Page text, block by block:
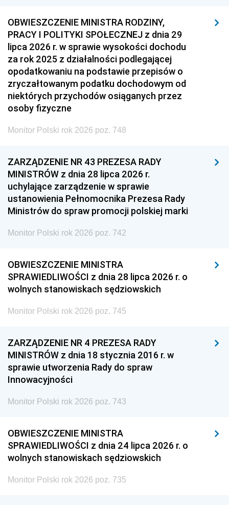
OBWIESZCZENIE MINISTRA RODZINY,
PRACY I POLITYKI SPOŁECZNEJ z dnia 29
lipca 2026 r. w sprawie wysokości dochodu
za rok 2025 z działalności podlegającej
opodatkowaniu na podstawie przepisów o
zryczałtowanym podatku dochodowym od
niektórych przychodów osiąganych przez
osoby fizyczne
Monitor Polski rok 2026 poz. 748
ZARZĄDZENIE NR 43 PREZESA RADY
MINISTRÓW z dnia 28 lipca 2026 r.
uchylające zarządzenie w sprawie
ustanowienia Pełnomocnika Prezesa Rady
Ministrów do spraw promocji polskiej marki
Monitor Polski rok 2026 poz. 742
OBWIESZCZENIE MINISTRA
SPRAWIEDLIWOŚCI z dnia 28 lipca 2026 r. o
wolnych stanowiskach sędziowskich
Monitor Polski rok 2026 poz. 745
ZARZĄDZENIE NR 4 PREZESA RADY
MINISTRÓW z dnia 18 stycznia 2016 r. w
sprawie utworzenia Rady do spraw
Innowacyjności
Monitor Polski rok 2026 poz. 743
OBWIESZCZENIE MINISTRA
SPRAWIEDLIWOŚCI z dnia 24 lipca 2026 r. o
wolnych stanowiskach sędziowskich
Monitor Polski rok 2026 poz. 735